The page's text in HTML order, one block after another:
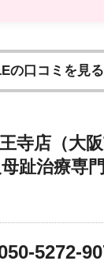
の口コミを見る
寺店（大
趾治療専
5272-